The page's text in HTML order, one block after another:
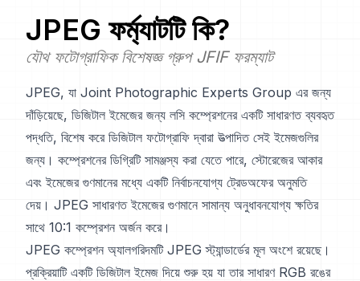
JPEG ফর্ম্যাটটি কি?
যৌথ ফটোগ্রাফিক বিশেষজ্ঞ গ্রুপ JFIF ফরম্যাট
JPEG, যা Joint Photographic Experts Group এর জন্য
দাঁড়িয়েছে, ডিজিটাল ইমেজের জন্য লসি কম্প্রেশনের একটি সাধারণত ব্যবহৃত
পদ্ধতি, বিশেষ করে ডিজিটাল ফটোগ্রাফি দ্বারা উত্পাদিত সেই ইমেজগুলির
জন্য। কম্প্রেশনের ডিগ্রিটি সামঞ্জস্য করা যেতে পারে, স্টোরেজের আকার
এবং ইমেজের গুণমানের মধ্যে একটি নির্বাচনযোগ্য ট্রেডঅফের অনুমতি
দেয়। JPEG সাধারণত ইমেজের গুণমানে সামান্য অনুধাবনযোগ্য ক্ষতির
সাথে 10:1 কম্প্রেশন অর্জন করে।
JPEG কম্প্রেশন অ্যালগরিদমটি JPEG স্ট্যান্ডার্ডের মূল অংশে রয়েছে।
প্রক্রিয়াটি একটি ডিজিটাল ইমেজ দিয়ে শুরু হয় যা তার সাধারণ RGB রঙের